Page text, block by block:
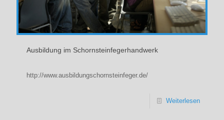
Ausbildung im Schornsteinfegerhandwerk
http://www.ausbildungschornsteinfeger.de/
Weiterlesen